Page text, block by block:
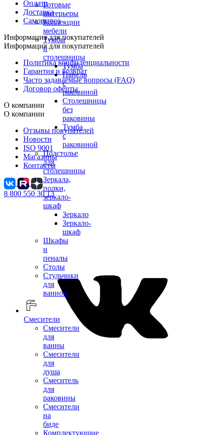
Готовые
интерьеры
Коллекции
мебели
Тумбы
и
столешницы
Тумба
Панель
с
раковиной
Столешницы
без
раковины
Тумба
с
раковиной
Подстолье
для
столешницы
Зеркала,
полки,
зеркало-
шкаф
Зеркало
Зеркало-
шкаф
Шкафы
и
пеналы
Столы
Стульчики
для
ванной
Смесители
Смесители
для
ванны
Смесители
для
душа
Смеситель
для
раковины
Смесители
на
биде
Комплектующие
Оплата
Доставка
Самовывоз
Информация для покупателей
Информация для покупателей
Политика конфиденциальности
Гарантия и возврат
Часто задаваемые вопросы (FAQ)
Договор оферты
О компании
О компании
Отзывы покупателей
Новости
ISO 9001
Магазины
Контакты
8 800 550 30 13